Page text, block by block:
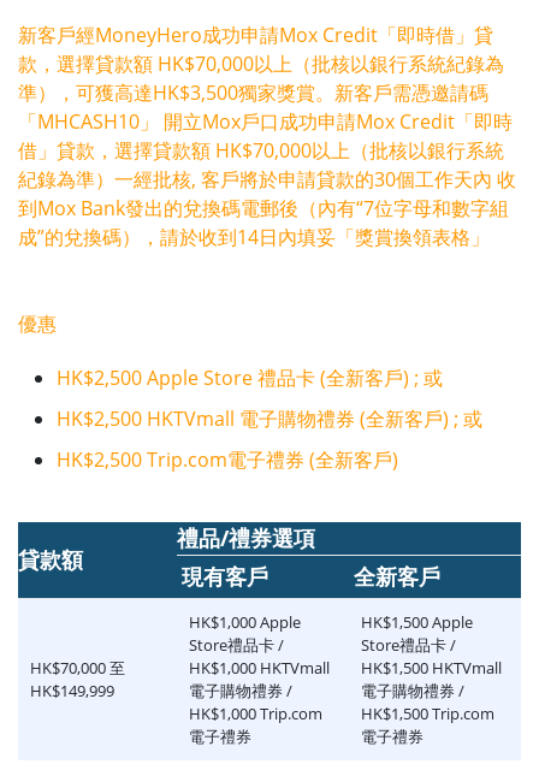
新客戶經MoneyHero成功申請Mox Credit「即時借」貸
款，選擇貸款額 HK$70,000以上（批核以銀行系統紀錄為
準），可獲高達HK$3,500獨家獎賞。新客戶需憑邀請碼
「MHCASH10」 開立Mox戶口成功申請Mox Credit「即時
借」貸款，選擇貸款額 HK$70,000以上（批核以銀行系統
紀錄為準）一經批核, 客戶將於申請貸款的30個工作天內 收
到Mox Bank發出的兌換碼電郵後（內有“7位字母和數字組
成”的兌換碼），請於收到14日內填妥「獎賞換領表格」
優惠
HK$2,500 Apple Store 禮品卡 (全新客戶) ; 或
HK$2,500 HKTVmall 電子購物禮券 (全新客戶) ; 或
HK$2,500 Trip.com電子禮券 (全新客戶)
貸款額
禮品/禮券選項
現有客戶
全新客戶
HK$70,000 至
HK$149,999
HK$1,000 Apple
Store禮品卡 /
HK$1,000 HKTVmall
電子購物禮券 /
HK$1,000 Trip.com
電子禮券
HK$1,500 Apple
Store禮品卡 /
HK$1,500 HKTVmall
電子購物禮券 /
HK$1,500 Trip.com
電子禮券